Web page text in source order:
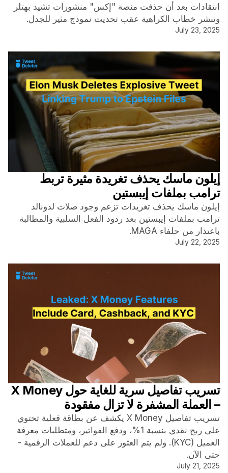
انتقادات بعد أن حذفت منصة "إكس" منشورات تشيد بهتلر
وتنشر خطاب الكراهية عقب تحديث نموذج مثير للجدل.
July 23, 2025
إيلون ماسك يحذف تغريدة مثيرة تربط
ترامب بملفات إيبستين
إيلون ماسك يحذف تغريدات تزعم وجود صلات لدونالد
ترامب بملفات إيبستين بعد ردود الفعل السلبية والمطالبة
باعتذار من حلفاء MAGA.
July 22, 2025
تسريب تفاصيل سرية للغاية حول X Money
– العملة المشفرة لا تزال مفقودة
تسريب تفاصيل X Money يكشف عن بطاقة فعلية تحتوي
على ربح نقدي بنسبة 1%، ودفع الفواتير، ومتطلبات معرفة
العميل (KYC). ولم يتم العثور على دعم للعملات الرقمية -
حتى الآن.
July 21, 2025